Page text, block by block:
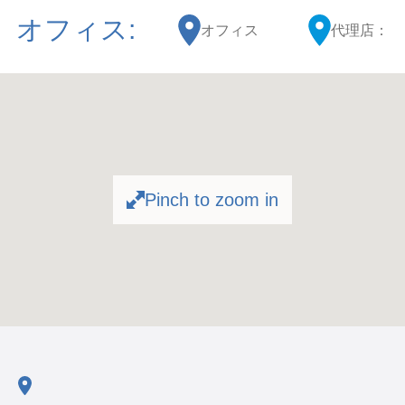
オフィス: オフィス 代理店：
Pinch to zoom in